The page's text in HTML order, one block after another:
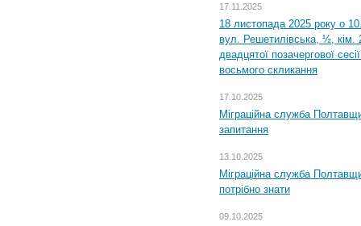
17.11.2025
18 листопада 2025 року о
вул. Решетилівська, ½, кім.
двадцятої позачергової
восьмого скликання
17.10.2025
Міграційна служба
запитання
13.10.2025
Міграційна служба
потрібно знати
09.10.2025